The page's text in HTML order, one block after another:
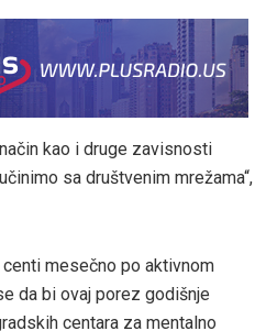
kao i druge zavisnosti
sa društvenim mrežama“,
mesečno po aktivnom
da bi ovaj porez godišnje
centara za mentalno